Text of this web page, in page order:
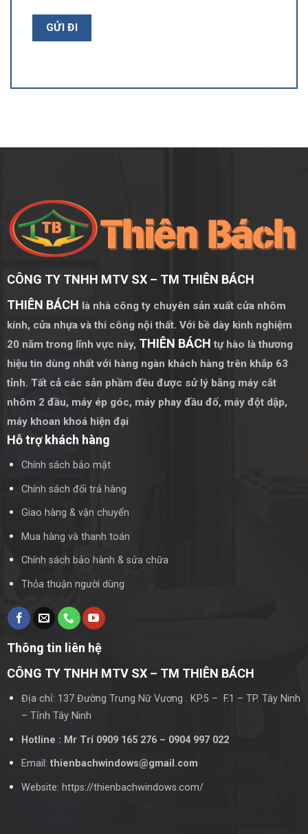
CÔNG TY TNHH MTV SX – TM THIÊN BÁCH
THIÊN BÁCH là nhà công ty chuyên sản xuất cửa nhôm
kính, cửa nhựa và thi công nội thất. Với bề dày kinh nghiệm
20 năm trong lĩnh vực này, THIÊN BÁCH tự hào là thương
hiệu tin dùng nhất với hàng ngàn khách hàng trên khắp 63
tỉnh. Tất cả các sản phầm đều được sử lý bằng máy cắt
nhôm 2 đầu, máy ép góc, máy phay đầu đố, máy đột dập,
máy khoan khoá hiện đại
Hỗ trợ khách hàng
Chính sách bảo mật
Chính sách đổi trả hàng
Giao hàng & vận chuyển
Mua hàng và thanh toán
Chính sách bảo hành & sửa chữa
Thỏa thuận người dùng
Thông tin liên hệ
CÔNG TY TNHH MTV SX – TM THIÊN BÁCH
Địa chỉ: 137 Đường Trưng Nữ Vương . KP.5 – F.1 – TP. Tây Ninh
– Tỉnh Tây Ninh
Hotline : Mr Trí 0909 165 276 – 0904 997 022
Email: thienbachwindows@gmail.com
Website: https://thienbachwindows.com/